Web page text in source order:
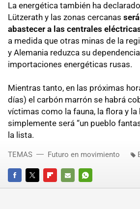
La energética también ha
Lützerath y las zonas cercanas
abastecer a las centrales
a medida que otras minas de la
y Alemania reduzca su
importaciones energéticas rusas.
Mientras tanto, en las próximas
días) el carbón marrón se habrá
víctimas como la fauna, la flora y
simplemente será “un pueblo
la lista.
FACEBOOKTWITTERFLIPBOARD
E-
WHATSAPP
TEMAS Futuro en movimiento